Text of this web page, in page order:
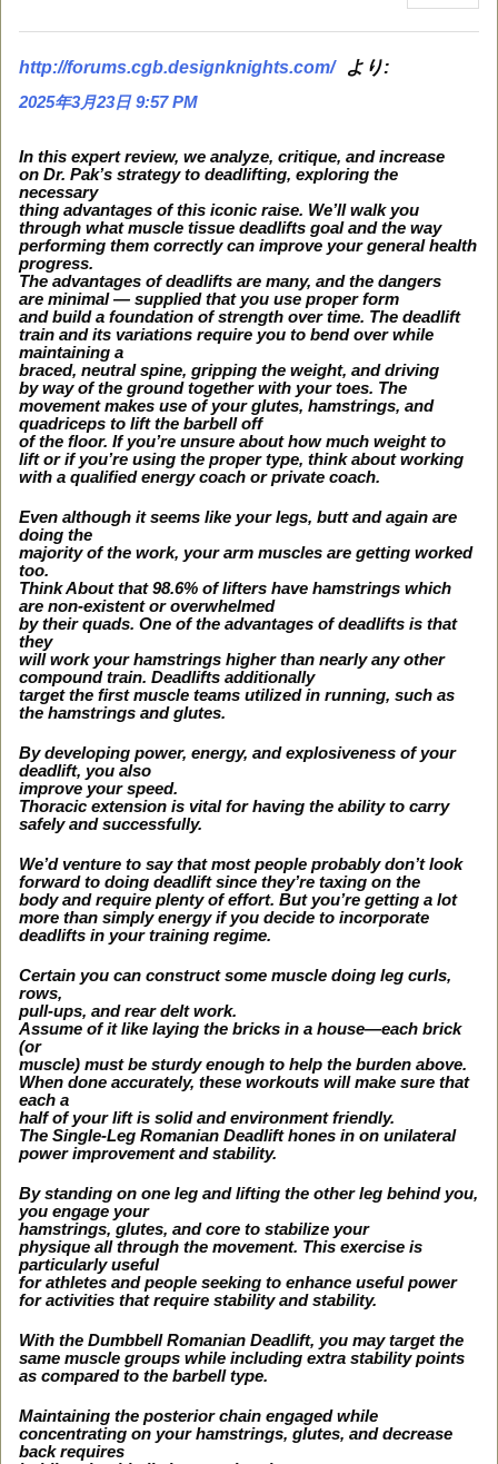
http://forums.cgb.designknights.com/ より:
2025年3月23日 9:57 PM
In this expert review, we analyze, critique, and increase
on Dr. Pak’s strategy to deadlifting, exploring the
necessary
thing advantages of this iconic raise. We’ll walk you
through what muscle tissue deadlifts goal and the way
performing them correctly can improve your general health
progress.
The advantages of deadlifts are many, and the dangers
are minimal — supplied that you use proper form
and build a foundation of strength over time. The deadlift
train and its variations require you to bend over while
maintaining a
braced, neutral spine, gripping the weight, and driving
by way of the ground together with your toes. The
movement makes use of your glutes, hamstrings, and
quadriceps to lift the barbell off
of the floor. If you’re unsure about how much weight to
lift or if you’re using the proper type, think about working
with a qualified energy coach or private coach.
Even although it seems like your legs, butt and again are
doing the
majority of the work, your arm muscles are getting worked
too.
Think About that 98.6% of lifters have hamstrings which
are non-existent or overwhelmed
by their quads. One of the advantages of deadlifts is that
they
will work your hamstrings higher than nearly any other
compound train. Deadlifts additionally
target the first muscle teams utilized in running, such as
the hamstrings and glutes.
By developing power, energy, and explosiveness of your
deadlift, you also
improve your speed.
Thoracic extension is vital for having the ability to carry
safely and successfully.
We’d venture to say that most people probably don’t look
forward to doing deadlift since they’re taxing on the
body and require plenty of effort. But you’re getting a lot
more than simply energy if you decide to incorporate
deadlifts in your training regime.
Certain you can construct some muscle doing leg curls,
rows,
pull-ups, and rear delt work.
Assume of it like laying the bricks in a house—each brick
(or
muscle) must be sturdy enough to help the burden above.
When done accurately, these workouts will make sure that
each a
half of your lift is solid and environment friendly.
The Single-Leg Romanian Deadlift hones in on unilateral
power improvement and stability.
By standing on one leg and lifting the other leg behind you,
you engage your
hamstrings, glutes, and core to stabilize your
physique all through the movement. This exercise is
particularly useful
for athletes and people seeking to enhance useful power
for activities that require stability and stability.
With the Dumbbell Romanian Deadlift, you may target the
same muscle groups while including extra stability points
as compared to the barbell type.
Maintaining the posterior chain engaged while
concentrating on your hamstrings, glutes, and decrease
back requires